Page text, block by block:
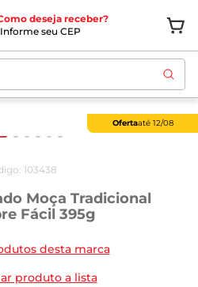
deseja receber?
Informe seu CEP
Ofertaaté 12/08
: 103438
Moça Tradicional
Fácil 395g
desta marca
produto a lista